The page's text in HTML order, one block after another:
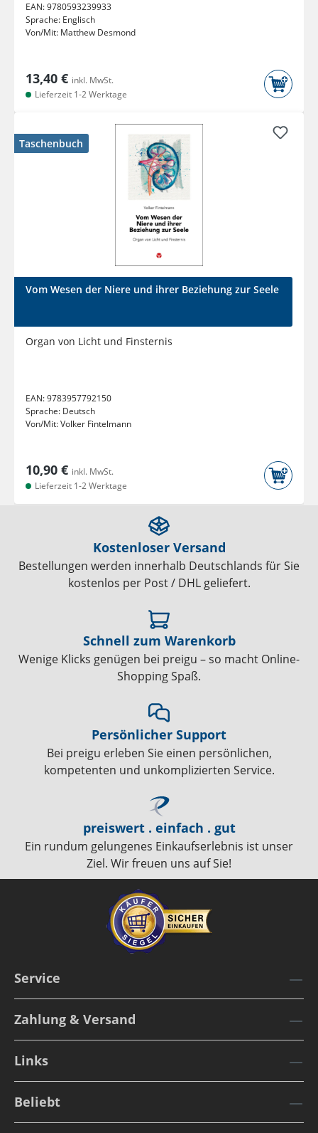
EAN:9780593239933
Sprache: Englisch
Von/Mit: Matthew Desmond
13,40 € inkl. MwSt.
Lieferzeit 1-2 Werktage
Taschenbuch
Vom Wesen der Niere und ihrer Beziehung zur Seele
Organ von Licht und Finsternis
EAN:9783957792150
Sprache: Deutsch
Von/Mit:Volker Fintelmann
10,90 € inkl. MwSt.
Lieferzeit 1-2 Werktage
Kostenloser Versand
Bestellungen werden innerhalb Deutschlands für Sie
kostenlos per Post / DHL geliefert.
Schnell zum Warenkorb
Wenige Klicks genügen bei preigu – so macht Online-
Shopping Spaß.
Persönlicher Support
Bei preigu erleben Sie einen persönlichen,
kompetenten und unkomplizierten Service.
preiswert . einfach . gut
Ein rundum gelungenes Einkaufserlebnis ist unser
Ziel. Wir freuen uns auf Sie!
Service
Zahlung & Versand
Links
Beliebt